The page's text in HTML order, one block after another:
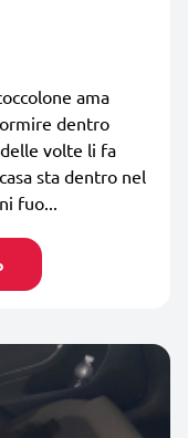
ama
dentro
delle volte li fa
sta dentro nel
fuo...